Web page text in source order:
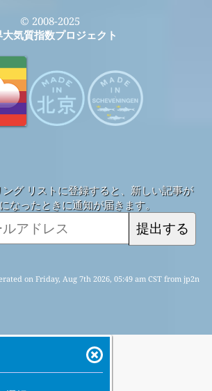
© 2008-2025
気質指数プロジェクト
グ リストに登録すると、新しい記事が
なったときに通知が届きます。
提出する
on Friday, Aug 7th 2026, 05:49 am CST from jp2n